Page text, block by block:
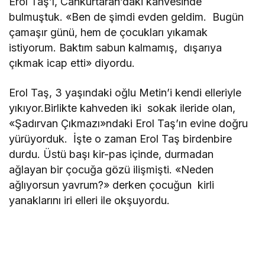
bulmuştuk. «Ben de şimdi evden geldim. Bugün
çamaşır günü, hem de çocukları yıkamak
istiyorum. Baktım sabun kalmamış, dışarıya
çıkmak icap etti» diyordu.
Erol Taş, 3 yaşındaki oğlu Metin’i kendi elleriyle
yıkıyor.Birlikte kahveden iki sokak ileride olan,
«Şadırvan Çıkmazı»ndaki Erol Taş’ın evine doğru
yürüyorduk. İşte o zaman Erol Taş birdenbire
durdu. Üstü başı kir-pas içinde, durmadan
ağlayan bir çocuğa gözü ilişmişti. «Neden
ağlıyorsun yavrum?» derken çocuğun kirli
yanaklarını iri elleri ile okşuyordu.